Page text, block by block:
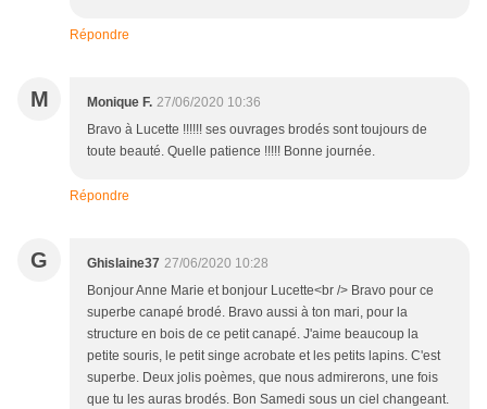
Répondre
M Monique F. 27/06/2020 10:36
Bravo à Lucette !!!!!! ses ouvrages brodés sont toujours de
toute beauté. Quelle patience !!!!! Bonne journée.
Répondre
G Ghislaine37 27/06/2020 10:28
Bonjour Anne Marie et bonjour Lucette<br /> Bravo pour ce
superbe canapé brodé. Bravo aussi à ton mari, pour la
structure en bois de ce petit canapé. J'aime beaucoup la
petite souris, le petit singe acrobate et les petits lapins. C'est
superbe. Deux jolis poèmes, que nous admirerons, une fois
que tu les auras brodés. Bon Samedi sous un ciel changeant.